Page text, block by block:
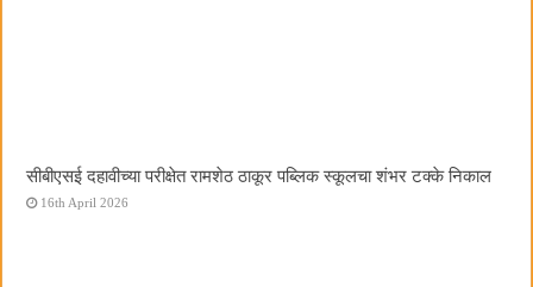
सीबीएसई दहावीच्या परीक्षेत रामशेठ ठाकूर पब्लिक स्कूलचा शंभर टक्के निकाल
16th April 2026